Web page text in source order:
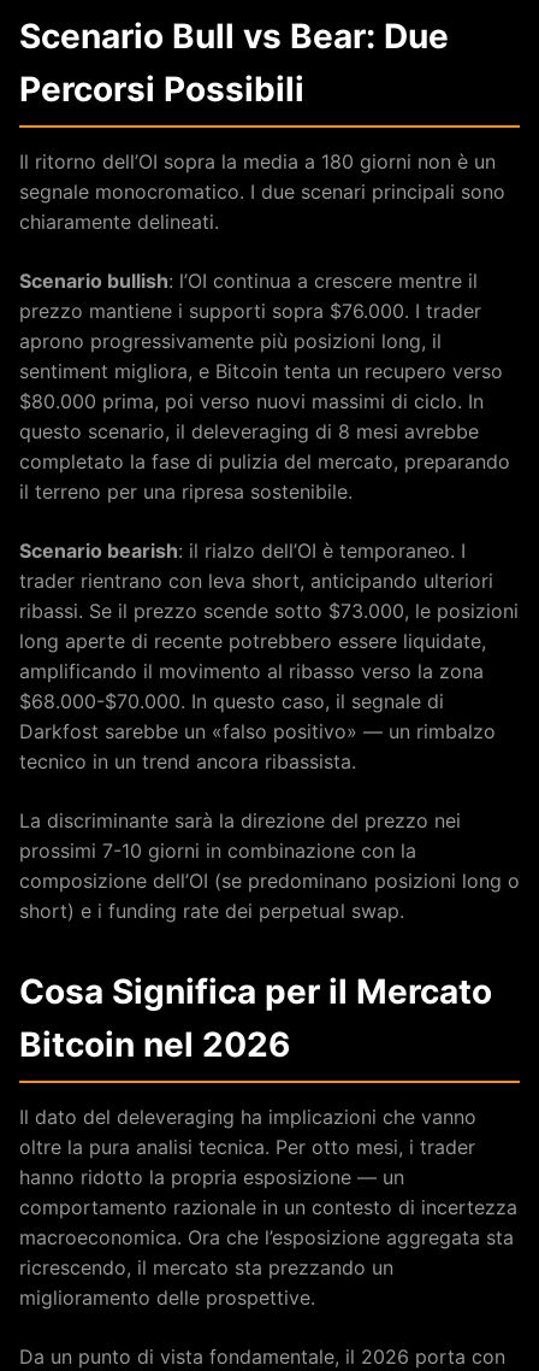
Scenario Bull vs Bear: Due
Percorsi Possibili
Il ritorno dell’OI sopra la media a 180 giorni non è un
segnale monocromatico. I due scenari principali sono
chiaramente delineati.
Scenario bullish: l’OI continua a crescere mentre il
prezzo mantiene i supporti sopra $76.000. I trader
aprono progressivamente più posizioni long, il
sentiment migliora, e Bitcoin tenta un recupero verso
$80.000 prima, poi verso nuovi massimi di ciclo. In
questo scenario, il deleveraging di 8 mesi avrebbe
completato la fase di pulizia del mercato, preparando
il terreno per una ripresa sostenibile.
Scenario bearish: il rialzo dell’OI è temporaneo. I
trader rientrano con leva short, anticipando ulteriori
ribassi. Se il prezzo scende sotto $73.000, le posizioni
long aperte di recente potrebbero essere liquidate,
amplificando il movimento al ribasso verso la zona
$68.000-$70.000. In questo caso, il segnale di
Darkfost sarebbe un «falso positivo» — un rimbalzo
tecnico in un trend ancora ribassista.
La discriminante sarà la direzione del prezzo nei
prossimi 7-10 giorni in combinazione con la
composizione dell’OI (se predominano posizioni long o
short) e i funding rate dei perpetual swap.
Cosa Significa per il Mercato
Bitcoin nel 2026
Il dato del deleveraging ha implicazioni che vanno
oltre la pura analisi tecnica. Per otto mesi, i trader
hanno ridotto la propria esposizione — un
comportamento razionale in un contesto di incertezza
macroeconomica. Ora che l’esposizione aggregata sta
ricrescendo, il mercato sta prezzando un
miglioramento delle prospettive.
Da un punto di vista fondamentale, il 2026 porta con